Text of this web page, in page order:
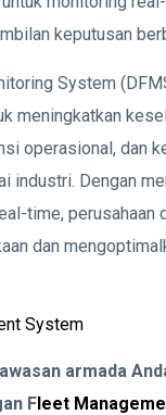
keputusan
System
meningkatkan
operasional, dan
industri. Dengan
time, perusahaan
dan
armada
Fleet